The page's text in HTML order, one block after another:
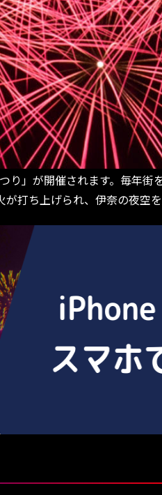
」が開催されます。毎年街
打ち上げられ、伊奈の夜空を